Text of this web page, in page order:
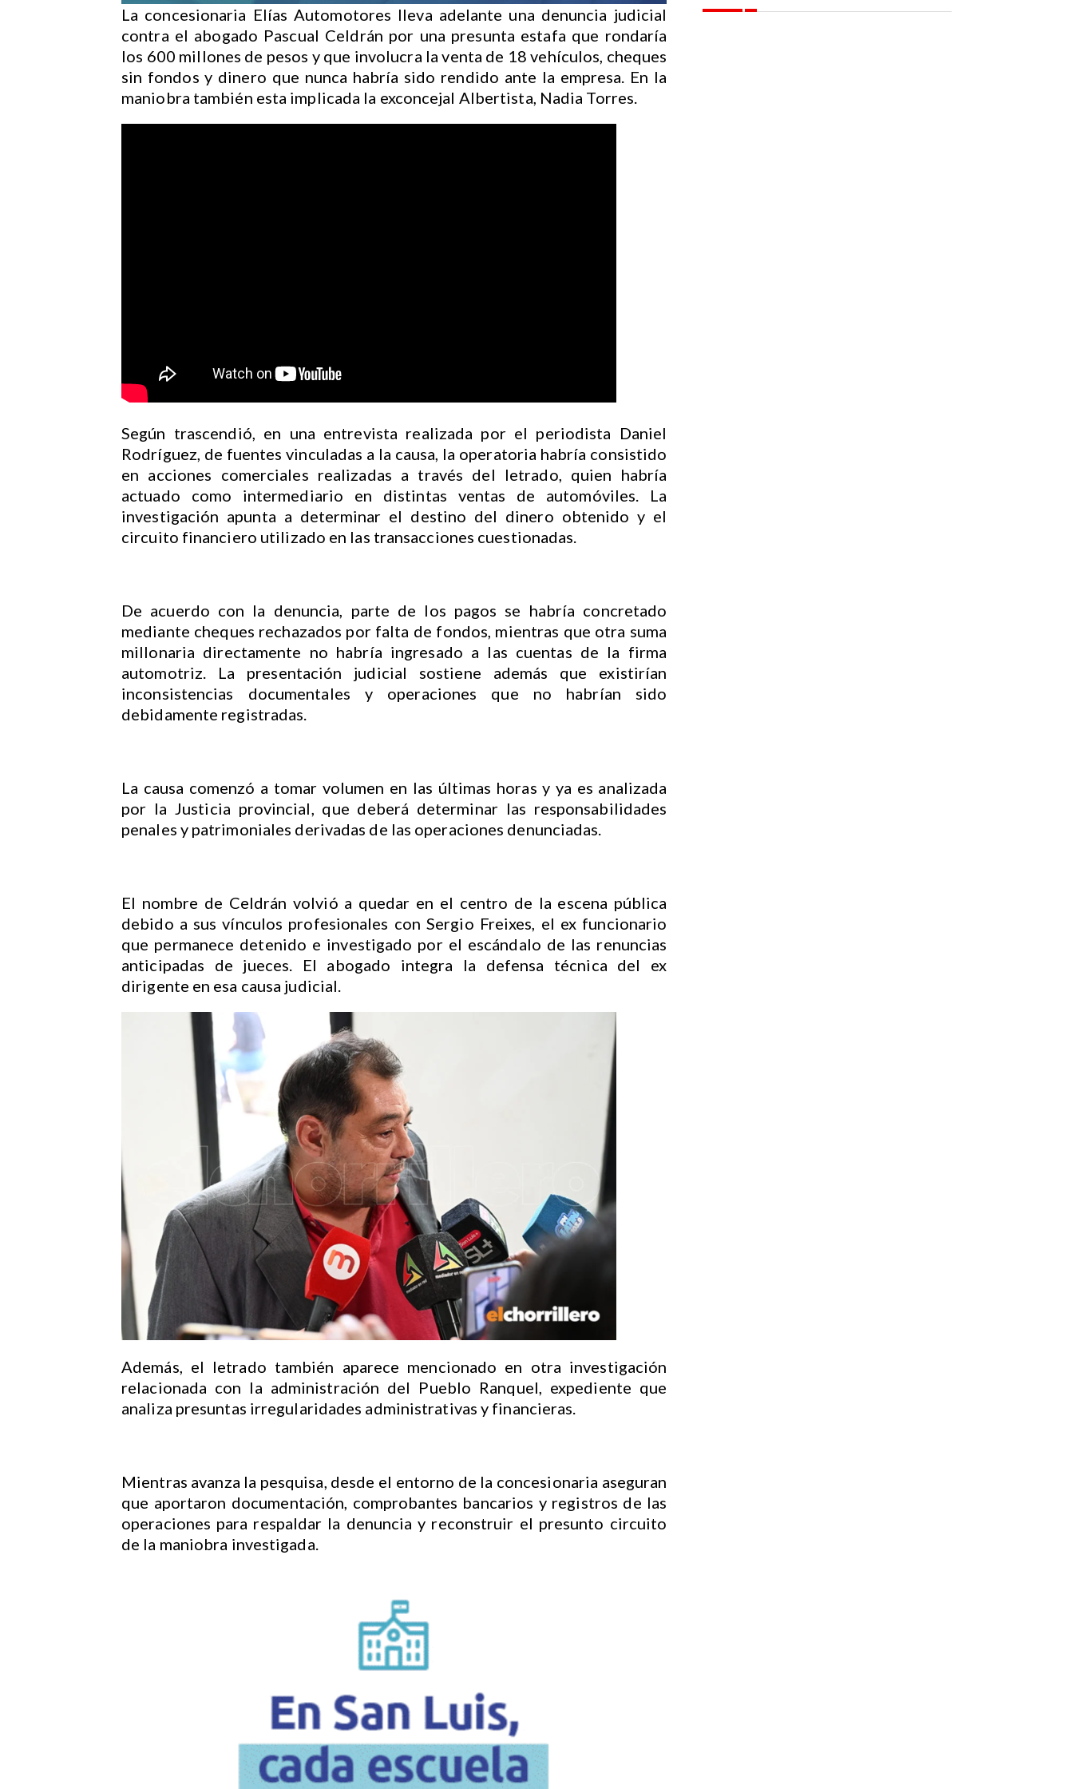
La concesionaria Elías Automotores lleva adelante una denuncia judicial
contra el abogado Pascual Celdrán por una presunta estafa que rondaría
los 600 millones de pesos y que involucra la venta de 18 vehículos, cheques
sin fondos y dinero que nunca habría sido rendido ante la empresa. En la
maniobra también esta implicada la exconcejal Albertista, Nadia Torres.
Según trascendió, en una entrevista realizada por el periodista Daniel
Rodríguez, de fuentes vinculadas a la causa, la operatoria habría consistido
en acciones comerciales realizadas a través del letrado, quien habría
actuado como intermediario en distintas ventas de automóviles. La
investigación apunta a determinar el destino del dinero obtenido y el
circuito financiero utilizado en las transacciones cuestionadas.
De acuerdo con la denuncia, parte de los pagos se habría concretado
mediante cheques rechazados por falta de fondos, mientras que otra suma
millonaria directamente no habría ingresado a las cuentas de la firma
automotriz. La presentación judicial sostiene además que existirían
inconsistencias documentales y operaciones que no habrían sido
debidamente registradas.
La causa comenzó a tomar volumen en las últimas horas y ya es analizada
por la Justicia provincial, que deberá determinar las responsabilidades
penales y patrimoniales derivadas de las operaciones denunciadas.
El nombre de Celdrán volvió a quedar en el centro de la escena pública
debido a sus vínculos profesionales con Sergio Freixes, el ex funcionario
que permanece detenido e investigado por el escándalo de las renuncias
anticipadas de jueces. El abogado integra la defensa técnica del ex
dirigente en esa causa judicial.
Además, el letrado también aparece mencionado en otra investigación
relacionada con la administración del Pueblo Ranquel, expediente que
analiza presuntas irregularidades administrativas y financieras.
Mientras avanza la pesquisa, desde el entorno de la concesionaria aseguran
que aportaron documentación, comprobantes bancarios y registros de las
operaciones para respaldar la denuncia y reconstruir el presunto circuito
de la maniobra investigada.